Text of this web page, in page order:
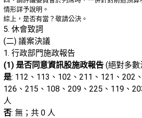
情形詳予說明。
綜上，是否有當？敬請公決。
5. 休會致詞
(二) 議案決議
1. 行政部門施政報告
(1) 是否同意資訊股施政報告(絕對多數
是: 112、113、102、211、121、202
126、215、108、209、225、119、
人
否: 無；共 0 人